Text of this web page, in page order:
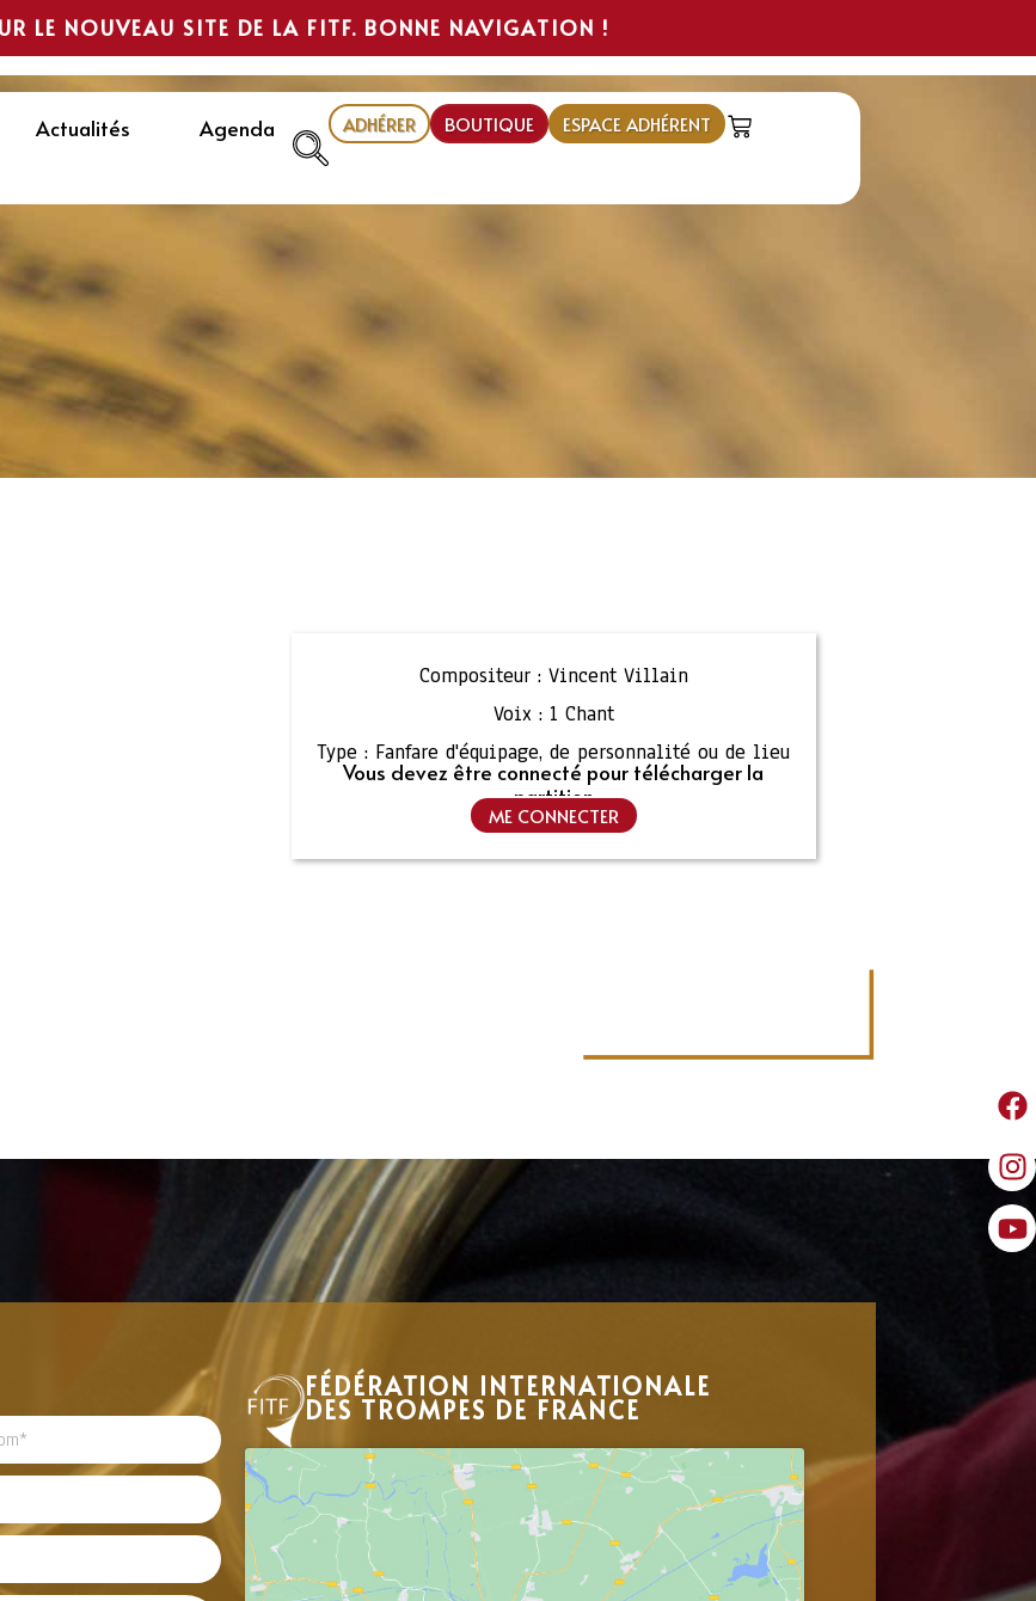
LE NOUVEAU SITE DE LA FITF. BONNE NAVIGATION !
Actualités
Agenda
ADHÉRER BOUTIQUE ESPACE ADHÉRENT
Compositeur : Vincent Villain
Voix : 1 Chant
Type : Fanfare d'équipage, de personnalité ou de lieu
Vous devez être connecté pour télécharger la
partition
ME CONNECTER
FÉDÉRATION INTERNATIONALE
DES TROMPES DE FRANCE